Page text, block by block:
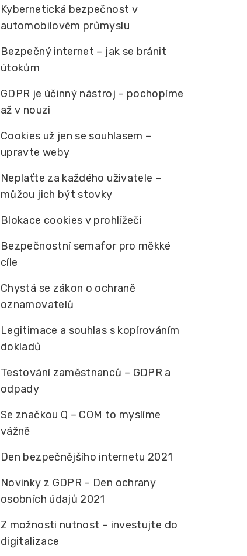
Kybernetická bezpečnost v
automobilovém průmyslu
Bezpečný internet – jak se bránit
útokům
GDPR je účinný nástroj – pochopíme
až v nouzi
Cookies už jen se souhlasem –
upravte weby
Neplaťte za každého uživatele –
můžou jich být stovky
Blokace cookies v prohlížeči
Bezpečnostní semafor pro měkké
cíle
Chystá se zákon o ochraně
oznamovatelů
Legitimace a souhlas s kopírováním
dokladů
Testování zaměstnanců – GDPR a
odpady
Se značkou Q – COM to myslíme
vážně
Den bezpečnějšího internetu 2021
Novinky z GDPR – Den ochrany
osobních údajů 2021
Z možnosti nutnost – investujte do
digitalizace